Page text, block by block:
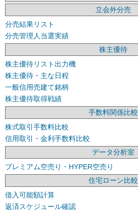
立会外分売
分売結果リスト
分売管理人当選実績
株主優待
株主優待リスト出力機
株主優待・主な日程
一般信用売建て銘柄
株主優待取得戦績
手数料関係比較
株式取引手数料比較
信用取引・金利手数料比較
データ分析室
プレミアム空売り・HYPER空売り
住宅ローン比較
借入可能額計算
返済スケジュール確認